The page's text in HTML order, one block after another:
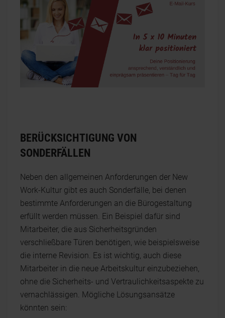
BERÜCKSICHTIGUNG VON
SONDERFÄLLEN
Neben den allgemeinen Anforderungen der New
Work-Kultur gibt es auch Sonderfälle, bei denen
bestimmte Anforderungen an die Bürogestaltung
erfüllt werden müssen. Ein Beispiel dafür sind
Mitarbeiter, die aus Sicherheitsgründen
verschließbare Türen benötigen, wie beispielsweise
die interne Revision. Es ist wichtig, auch diese
Mitarbeiter in die neue Arbeitskultur einzubeziehen,
ohne die Sicherheits- und Vertraulichkeitsaspekte zu
vernachlässigen. Mögliche Lösungsansätze
könnten sein: